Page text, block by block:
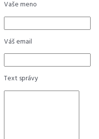
Vaše meno
Váš email
Text správy